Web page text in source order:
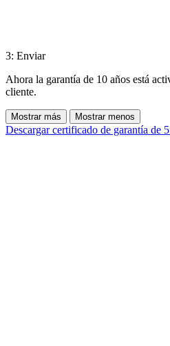
3: Enviar
Ahora la garantía de 10 años está
cliente.
Mostrar más Mostrar menos
Descargar certificado de garantía de